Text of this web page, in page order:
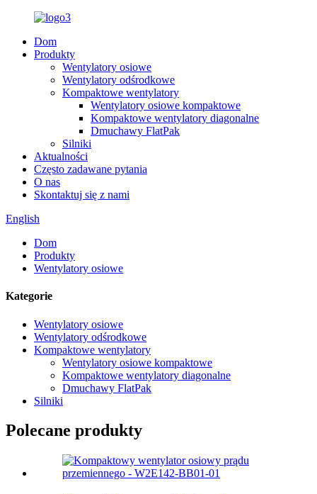
Dom
Produkty
Wentylatory osiowe
Wentylatory odśrodkowe
Kompaktowe wentylatory
Wentylatory osiowe kompaktowe
Kompaktowe wentylatory diagonalne
Dmuchawy FlatPak
Silniki
Aktualności
Często zadawane pytania
O nas
Skontaktuj się z nami
English
Dom
Produkty
Wentylatory osiowe
Kategorie
Wentylatory osiowe
Wentylatory odśrodkowe
Kompaktowe wentylatory
Wentylatory osiowe kompaktowe
Kompaktowe wentylatory diagonalne
Dmuchawy FlatPak
Silniki
Polecane produkty